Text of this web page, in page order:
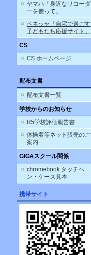
ヤマハ「身近なリコーダ
ーを使って」
ベネッセ「自宅で過ごす
子どもたち応援サイト」
CS
CS ホームページ
配布文書
配布文書一覧
学校からのお知らせ
R5学校評価報告書
体操着等ネット販売のご
案内
GIGAスクール関係
chromebook タッチペ
ン・ケース見本
携帯サイト